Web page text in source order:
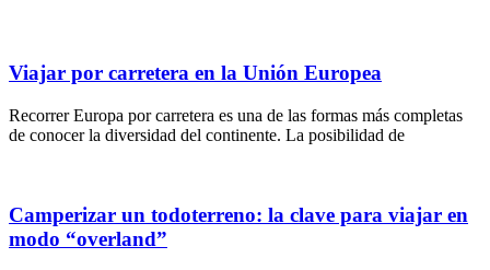
Viajar por carretera en la Unión Europea
Recorrer Europa por carretera es una de las formas más completas
de conocer la diversidad del continente. La posibilidad de
Camperizar un todoterreno: la clave para viajar en
modo “overland”